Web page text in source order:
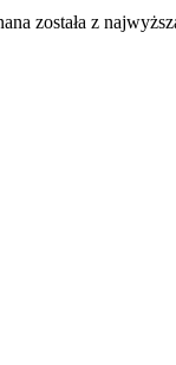
została z